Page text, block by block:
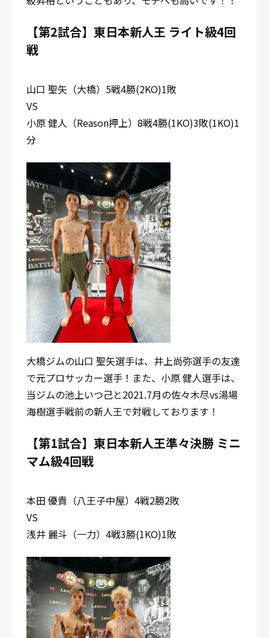
【第2試合】東日本新人王 ライト級4回
戦
山口 聖矢（大橋）5戦4勝(2KO)1敗
VS
小原 健人（Reason押上）8戦4勝(1KO)3敗(1KO)1
分
大橋ジムの山口 聖矢選手は、井上尚弥選手の友達
で元プロサッカー選手！また、小原 健人選手は、
当ジムの池上いつ己と2021.7月の佐々木尽vs湯場
海樹選手戦前の新人王で対戦しております！
【第1試合】東日本新人王準々決勝 ミニ
マム級4回戦
本田 優貴（八王子中屋）4戦2勝2敗
VS
浅井 麗斗（一力）4戦3勝(1KO)1敗